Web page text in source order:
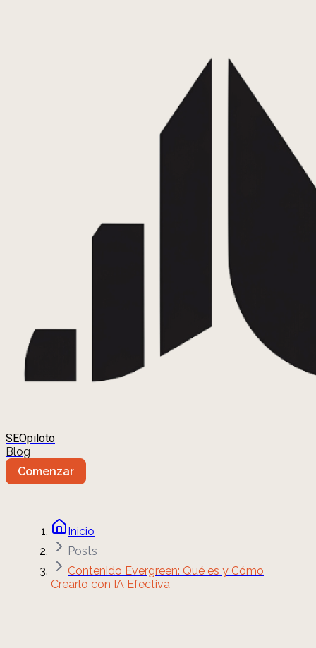
SEOpiloto
Blog
Comenzar
Inicio
Posts
Contenido Evergreen: Qué es y Cómo
Crearlo con IA Efectiva